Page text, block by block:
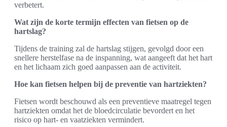
verbetert.
Wat zijn de korte termijn effecten van fietsen op de
hartslag?
Tijdens de training zal de hartslag stijgen, gevolgd door een
snellere herstelfase na de inspanning, wat aangeeft dat het hart
en het lichaam zich goed aanpassen aan de activiteit.
Hoe kan fietsen helpen bij de preventie van hartziekten?
Fietsen wordt beschouwd als een preventieve maatregel tegen
hartziekten omdat het de bloedcirculatie bevordert en het
risico op hart- en vaatziekten vermindert.